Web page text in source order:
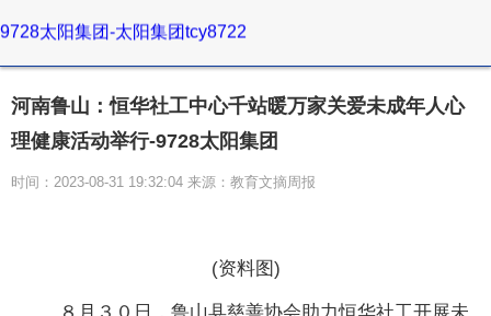
9728太阳集团-太阳集团tcy8722
河南鲁山：恒华社工中心千站暖万家关爱未成年人心
理健康活动举行-9728太阳集团
时间：2023-08-31 19:32:04 来源：教育文摘周报
(资料图)